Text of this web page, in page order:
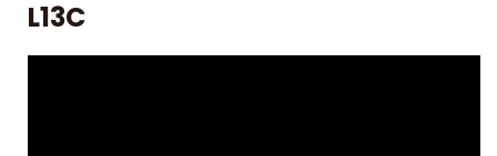
L13C